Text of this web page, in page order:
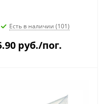
Есть в наличии (101)
руб./пог.